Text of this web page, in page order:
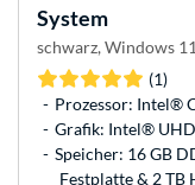
System
schwarz, Windows
(1)
Prozessor: Intel®
Grafik: Intel®
Speicher: 16 GB
Festplatte & 2 TB